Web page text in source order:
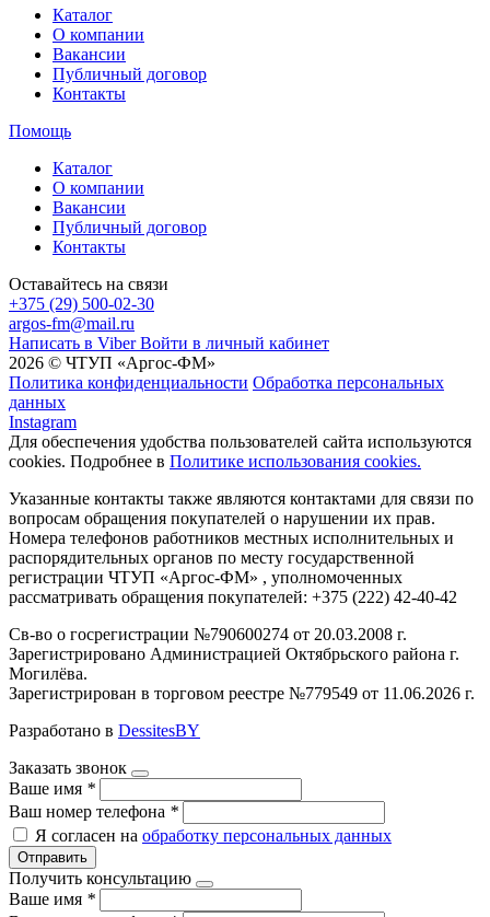
Каталог
О компании
Вакансии
Публичный договор
Контакты
Помощь
Каталог
О компании
Вакансии
Публичный договор
Контакты
Оставайтесь на связи
+375 (29) 500-02-30
argos-fm@mail.ru
Написать в Viber Войти в личный кабинет
2026 © ЧТУП «Аргос-ФМ»
Политика конфиденциальности Обработка персональных
данных
Instagram
Для обеспечения удобства пользователей сайта используются
cookies. Подробнее в Политике использования cookies.
Указанные контакты также являются контактами для связи по
вопросам обращения покупателей о нарушении их прав.
Номера телефонов работников местных исполнительных и
распорядительных органов по месту государственной
регистрации ЧТУП «Аргос-ФМ» , уполномоченных
рассматривать обращения покупателей: +375 (222) 42-40-42
Св-во о госрегистрации №790600274 от 20.03.2008 г.
Зарегистрировано Администрацией Октябрьского района г.
Могилёва.
Зарегистрирован в торговом реестре №779549 от 11.06.2026 г.
Разработано в DessitesBY
Заказать звонок
Ваше имя *
Ваш номер телефона *
Я согласен на обработку персональных данных
Отправить
Получить консультацию
Ваше имя *